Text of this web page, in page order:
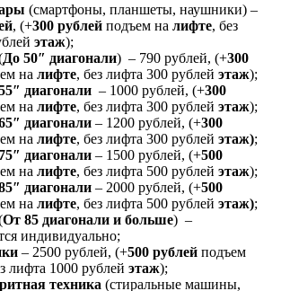
(смартфоны, планшеты, наушники) –
, (+300 рублей подъем на лифте, без
этаж);
До 50″ диагонали) – 790 рублей, (+300
на лифте, без лифта 300 рублей этаж);
диагонали – 1000 рублей, (+300
на лифте, без лифта 300 рублей этаж);
диагонали – 1200 рублей, (+300
на лифте, без лифта 300 рублей этаж);
75″ диагонали – 1500 рублей, (+500
на лифте, без лифта 500 рублей этаж);
диагонали – 2000 рублей, (+500
на лифте, без лифта 500 рублей этаж);
От 85 диагонали и больше) –
индивидуально;
– 2500 рублей, (+500 рублей подъем
лифта 1000 рублей этаж);
техника (стиральные машины,